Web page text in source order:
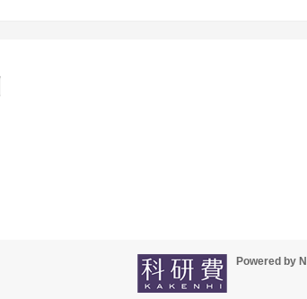
Powered by NII